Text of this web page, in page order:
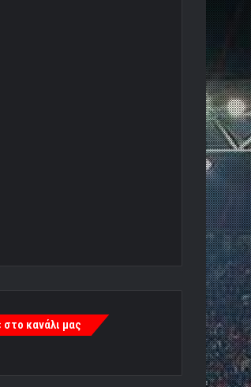
στο κανάλι μας